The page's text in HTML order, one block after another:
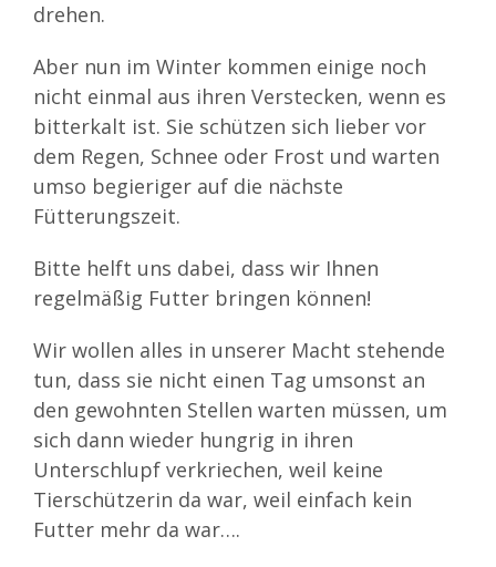
drehen.
Aber nun im Winter kommen einige noch
nicht einmal aus ihren Verstecken, wenn es
bitterkalt ist. Sie schützen sich lieber vor
dem Regen, Schnee oder Frost und warten
umso begieriger auf die nächste
Fütterungszeit.
Bitte helft uns dabei, dass wir Ihnen
regelmäßig Futter bringen können!
Wir wollen alles in unserer Macht stehende
tun, dass sie nicht einen Tag umsonst an
den gewohnten Stellen warten müssen, um
sich dann wieder hungrig in ihren
Unterschlupf verkriechen, weil keine
Tierschützerin da war, weil einfach kein
Futter mehr da war….